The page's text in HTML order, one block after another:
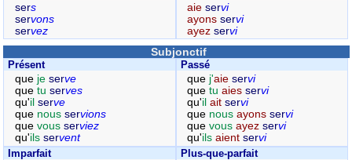
sers
servons
servez
aie servi
ayons servi
ayez servi
Subjonctif
Présent
que je serve
que tu serves
qu'il serve
que nous servions
que vous serviez
qu'ils servent
Passé
que j'aie servi
quetuaies servi
qu'ilait servi
que nousayons servi
quevousayez servi
qu'ilsaient servi
Imparfait
Plus-que-parfait